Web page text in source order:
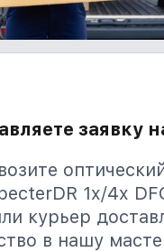
заявку
1x/4x
курьер
в нашу